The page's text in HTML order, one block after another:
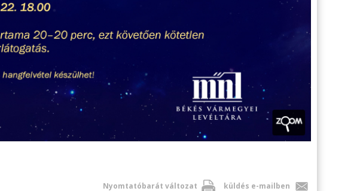
Nyomtatóbarát változat küldés e-mailben